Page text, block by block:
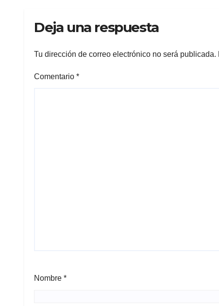
Deja una respuesta
Tu dirección de correo electrónico no será publicada.
Comentario *
Nombre *